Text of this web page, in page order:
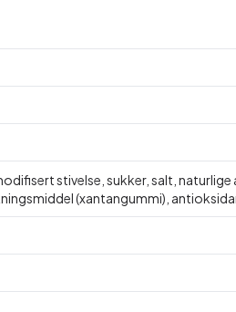
stivelse, sukker, salt, naturlige
(xantangummi),